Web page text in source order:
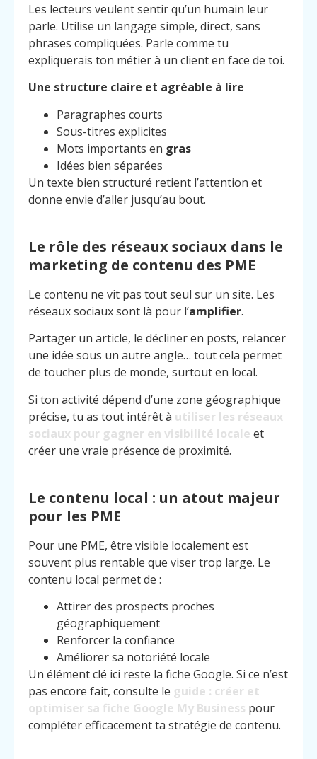
Les lecteurs veulent sentir qu’un humain leur
parle. Utilise un langage simple, direct, sans
phrases compliquées. Parle comme tu
expliquerais ton métier à un client en face de toi.
Une structure claire et agréable à lire
Paragraphes courts
Sous-titres explicites
Mots importants en gras
Idées bien séparées
Un texte bien structuré retient l’attention et
donne envie d’aller jusqu’au bout.
Le rôle des réseaux sociaux dans le
marketing de contenu des PME
Le contenu ne vit pas tout seul sur un site. Les
réseaux sociaux sont là pour l’amplifier.
Partager un article, le décliner en posts, relancer
une idée sous un autre angle… tout cela permet
de toucher plus de monde, surtout en local.
Si ton activité dépend d’une zone géographique
précise, tu as tout intérêt à utiliser les réseaux
sociaux pour gagner en visibilité locale et
créer une vraie présence de proximité.
Le contenu local : un atout majeur
pour les PME
Pour une PME, être visible localement est
souvent plus rentable que viser trop large. Le
contenu local permet de :
Attirer des prospects proches
géographiquement
Renforcer la confiance
Améliorer sa notoriété locale
Un élément clé ici reste la fiche Google. Si ce n’est
pas encore fait, consulte le guide : créer et
optimiser sa fiche Google My Business pour
compléter efficacement ta stratégie de contenu.